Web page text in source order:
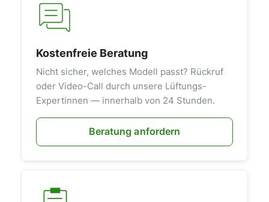
Kostenfreie Beratung
Nicht sicher, welches Modell passt? Rückruf
oder Video-Call durch unsere Lüftungs-
Expertinnen — innerhalb von 24 Stunden.
Beratung anfordern